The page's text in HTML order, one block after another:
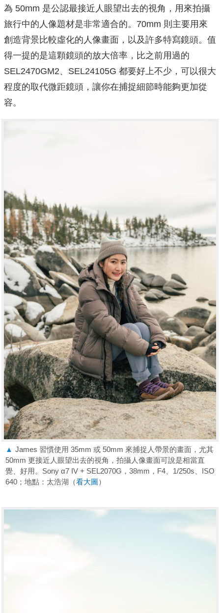
為 50mm 是公認最接近人眼望出去的視角，用來拍攝
旅行中的人像題材是非常適合的。70mm 則主要用來
創造背景比較虛化的人像畫面，以及許多特寫鏡頭。值
得一提的是這顆鏡頭的放大倍率，比之前用過的
SEL2470GM2、SEL24105G 都要好上不少，可以很大
程度的取代微距鏡頭，讓你在捕捉細節時能夠更加從
容。
▲ James 習慣使用 35mm 或 50mm 來捕捉人帶景的畫面，尤其
50mm 更接近人眼望出去的視角，拍攝人像畫面可說是相當直
覺、好用。Sony α7 IV + SEL2070G，38mm，F4、1/250s、ISO
640；地點：太浩湖（看大圖）